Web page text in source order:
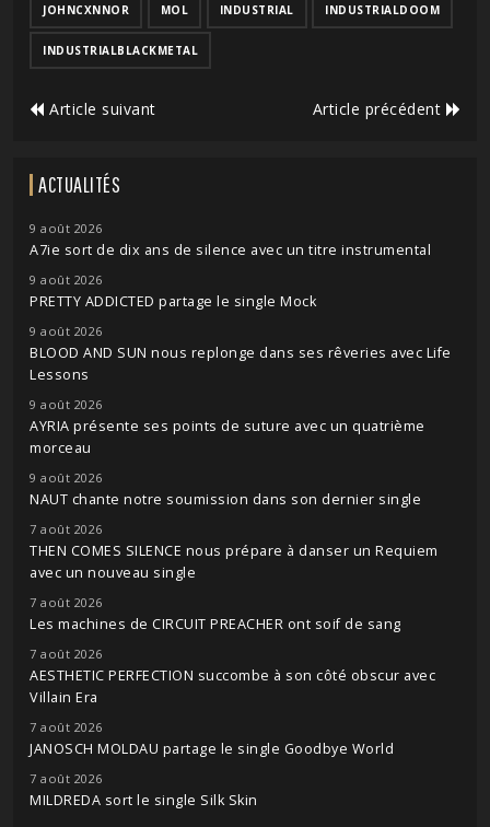
JOHNCXNNOR MOL INDUSTRIAL INDUSTRIALDOOM
INDUSTRIALBLACKMETAL
Article suivant Article précédent
ACTUALITÉS
9 août 2026
A7ie sort de dix ans de silence avec un titre instrumental
9 août 2026
PRETTY ADDICTED partage le single Mock
9 août 2026
BLOOD AND SUN nous replonge dans ses rêveries avec Life
Lessons
9 août 2026
AYRIA présente ses points de suture avec un quatrième
morceau
9 août 2026
NAUT chante notre soumission dans son dernier single
7 août 2026
THEN COMES SILENCE nous prépare à danser un Requiem
avec un nouveau single
7 août 2026
Les machines de CIRCUIT PREACHER ont soif de sang
7 août 2026
AESTHETIC PERFECTION succombe à son côté obscur avec
Villain Era
7 août 2026
JANOSCH MOLDAU partage le single Goodbye World
7 août 2026
MILDREDA sort le single Silk Skin